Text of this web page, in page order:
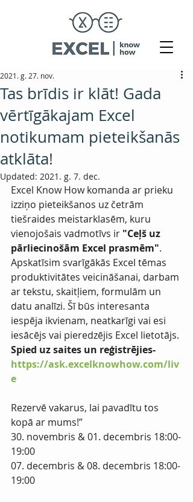
Tas brīdis ir klāt! Gada
vērtīgākajam Excel
notikumam pieteikšanās
atklāta!
2021. g. 27. nov.
Updated: 2021. g. 7. dec.
Excel Know How komanda ar prieku
izziņo pieteikšanos uz četrām
tiešraides meistarklasēm, kuru
vienojošais vadmotīvs ir "Ceļš uz
pārliecinošām Excel prasmēm".
Apskatīsim svarīgākās Excel tēmas
produktivitātes veicināšanai, darbam
ar tekstu, skaitļiem, formulām un
datu analīzi. Šī būs interesanta
iespēja ikvienam, neatkarīgi vai esi
iesācējs vai pieredzējis Excel lietotājs.
Spied uz saites un reģistrējies-
https://ask.excelknowhow.com/liv
e
Rezervē vakarus, lai pavadītu tos
kopā ar mums!”
30. novembris & 01. decembris 18:00-
19:00
07. decembris & 08. decembris 18:00-
19:00